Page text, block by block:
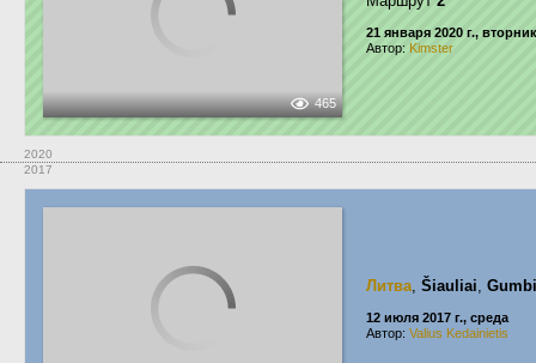
465
21 января 2020 г., вторник
Автор: Kimster
2020
2017
Литва, Šiauliai,
12 июля 2017 г., среда
Автор: Valius Kedainietis